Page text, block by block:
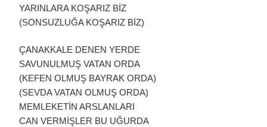
YARINLARA KOŞARIZ BİZ
(SONSUZLUĞA KOŞARIZ BİZ)
ÇANAKKALE DENEN YERDE
SAVUNULMUŞ VATAN ORDA
(KEFEN OLMUŞ BAYRAK ORDA)
(SEVDA VATAN OLMUŞ ORDA)
MEMLEKETİN ARSLANLARI
CAN VERMİŞLER BU UĞURDA